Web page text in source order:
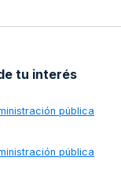
tu interés
pública
pública